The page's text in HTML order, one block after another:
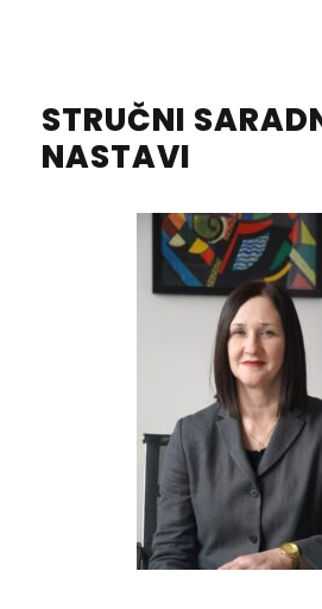
STRUČNI
NASTAVI